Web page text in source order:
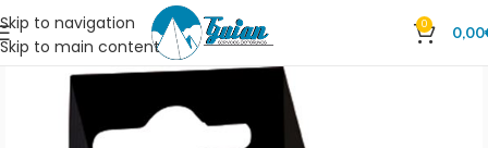
Skip to navigation
Skip to main content
0 0,00